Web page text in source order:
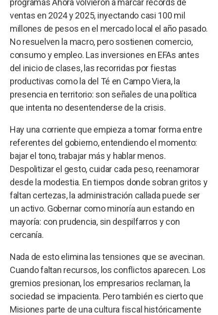
programas Ahora volvieron a marcar récords de
ventas en 2024 y 2025, inyectando casi 100 mil
millones de pesos en el mercado local el año pasado.
No resuelven la macro, pero sostienen comercio,
consumo y empleo. Las inversiones en EFAs antes
del inicio de clases, las recorridas por fiestas
productivas como la del Té en Campo Viera, la
presencia en territorio: son señales de una política
que intenta no desentenderse de la crisis.
Hay una corriente que empieza a tomar forma entre
referentes del gobierno, entendiendo el momento:
bajar el tono, trabajar más y hablar menos.
Despolitizar el gesto, cuidar cada peso, reenamorar
desde la modestia. En tiempos donde sobran gritos y
faltan certezas, la administración callada puede ser
un activo. Gobernar como minoría aun estando en
mayoría: con prudencia, sin despilfarros y con
cercanía.
Nada de esto elimina las tensiones que se avecinan.
Cuando faltan recursos, los conflictos aparecen. Los
gremios presionan, los empresarios reclaman, la
sociedad se impacienta. Pero también es cierto que
Misiones parte de una cultura fiscal históricamente